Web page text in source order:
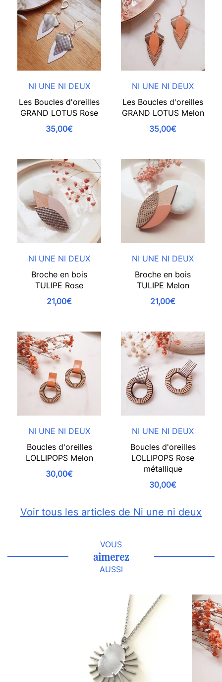
NI UNE NI DEUX
Les Boucles d'oreilles
GRAND LOTUS Rose
35,00€
NI UNE NI DEUX
Les Boucles d'oreilles
GRAND LOTUS Melon
35,00€
NI UNE NI DEUX
Broche en bois
TULIPE Rose
21,00€
NI UNE NI DEUX
Broche en bois
TULIPE Melon
21,00€
NI UNE NI DEUX
Boucles d'oreilles
LOLLIPOPS Melon
30,00€
NI UNE NI DEUX
Boucles d'oreilles
LOLLIPOPS Rose
métallique
30,00€
Voir tous les articles de Ni une ni deux
VOUS
aimerez
AUSSI